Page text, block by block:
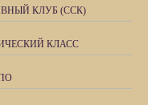
КЛУБ (ССК)
КЛАСС